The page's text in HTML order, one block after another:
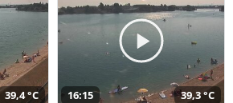
39,4 °C 16:15 39,3 °C